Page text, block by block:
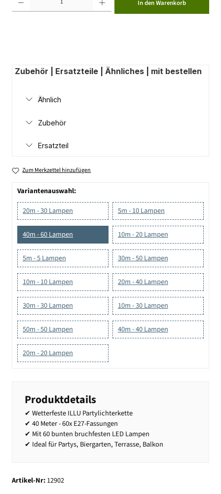
In den Warenkorb
Zubehör | Ersatzteile | Ähnliches | mit bestellen
Ähnlich
Zubehör
Ersatzteil
Zum Merkzettel hinzufügen
Variantenauswahl:
20m - 30 Lampen
5m - 10 Lampen
40m - 60 Lampen 10m - 20 Lampen
5m - 5 Lampen 30m - 50 Lampen
10m - 10 Lampen 20m - 40 Lampen
30m - 30 Lampen 10m - 30 Lampen
50m - 50 Lampen 40m - 40 Lampen
20m - 20 Lampen
Produktdetails
✔ Wetterfeste ILLU Partylichterkette
✔ 40 Meter - 60x E27-Fassungen
✔ Mit 60 bunten bruchfesten LED Lampen
✔ Ideal für Partys, Biergarten, Terrasse, Balkon
Artikel-Nr:12902